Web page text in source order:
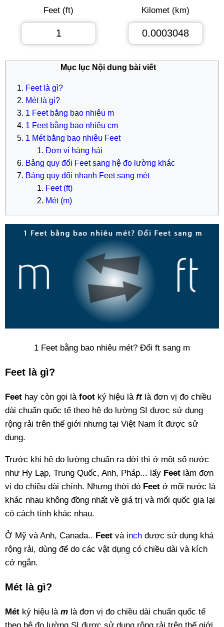
Feet (ft) Kilomet (km)
Mục lục Nội dung bài viết
Feet là gì?
Mét là gì?
1 Feet bằng bao nhiêu m
1 Feet bằng bao nhiêu cm
1 Mét bằng bao nhiêu Feet
Đơn vị hàng hải
Bảng quy đổi Feet sang hệ đo lường khác
Bảng quy đổi nhanh Feet sang mét
Feet (ft)
Mét (m)
1 Feet bằng bao nhiêu mét? Đổi ft sang m
Feet là gì?
Feet hay còn gọi làfoot ký hiệu là ft là đơn vị đo chiều
dài chuẩn quốc tế theo hệ đo lường SI được sử dụng
rộng rải trên thế giới nhưng tại Việt Nam ít được sử
dụng.
Trước khi hệ đo lường chuẩn ra đời thì ở một số nước
như Hy Lạp, Trung Quốc, Anh, Pháp... lấy Feet làm đơn
vị đo chiều dài chính. Nhưng thời đó Feet ở mổi nước là
khác nhau không đồng nhất về giá trị và mổi quốc gia lại
có cách tính khác nhau.
Ở Mỹ và Anh, Canada.. Feet và inch được sử dụng khá
rộng rải, dùng để do các vật dụng có chiều dài và kích
cở ngắn.
Mét là gì?
Mét ký hiệu là m là đơn vị đo chiều dài chuẩn quốc tế